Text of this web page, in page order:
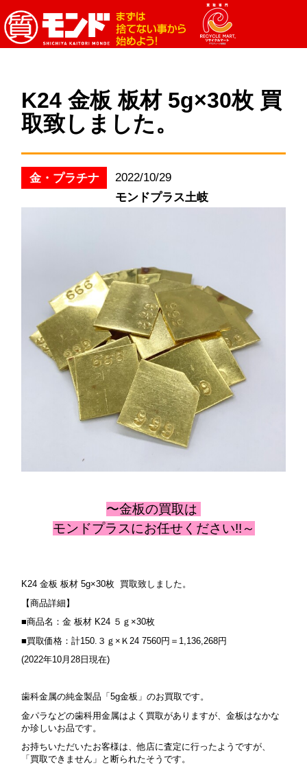
K24 金板 板材 5g×30枚 買
取致しました。
金・プラチナ
2022/10/29
モンドプラス土岐
〜金板の買取は
モンドプラスにお任せください!!～
K24 金板 板材 5g×30枚 買取致しました。
【商品詳細】
■商品名：金 板材 K24 ５ｇ×30枚
■買取価格：計150.３ｇ×Ｋ24 7560円＝1,136,268円
(2022年10月28日現在)
歯科金属の純金製品「5g金板」のお買取です。
金パラなどの歯科用金属はよく買取がありますが、金板はなかな
か珍しいお品です。
お持ちいただいたお客様は、他店に査定に行ったようですが、
「買取できません」と断られたそうです。